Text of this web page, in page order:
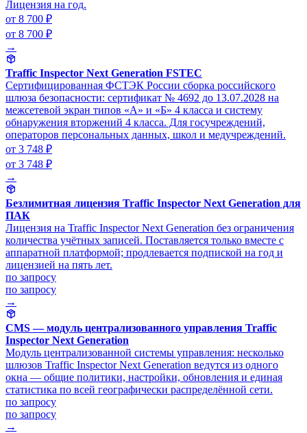
Лицензия на год.
от 8 700 ₽
от 8 700 ₽
→
Traffic Inspector Next Generation FSTEC
Сертифицированная ФСТЭК России сборка российского
шлюза безопасности: сертификат № 4692 до 13.07.2028 на
межсетевой экран типов «А» и «Б» 4 класса и систему
обнаружения вторжений 4 класса. Для госучреждений,
операторов персональных данных, школ и медучреждений.
от 3 748 ₽
от 3 748 ₽
→
Безлимитная лицензия Traffic Inspector Next Generation для
ПАК
Лицензия на Traffic Inspector Next Generation без ограничения
количества учётных записей. Поставляется только вместе с
аппаратной платформой; продлевается подпиской на год и
лицензией на пять лет.
по запросу
по запросу
→
CMS — модуль централизованного управления Traffic
Inspector Next Generation
Модуль централизованной системы управления: несколько
шлюзов Traffic Inspector Next Generation ведутся из одного
окна — общие политики, настройки, обновления и единая
статистика по всей географически распределённой сети.
по запросу
по запросу
→